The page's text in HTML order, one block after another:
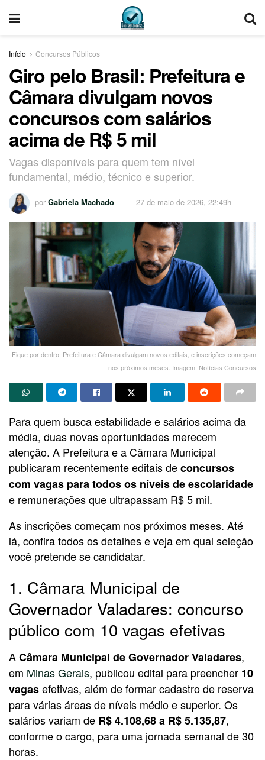
Início Concursos Públicos
Giro pelo Brasil: Prefeitura e
Câmara divulgam novos
concursos com salários
acima de R$ 5 mil
Vagas disponíveis para quem tem nível
fundamental, médio, técnico e superior.
por Gabriela Machado 27 de maio de 2026, 22:49h
Fique por dentro: Prefeitura e Câmara divulgam novos editais, e inscrições começam
nos próximos meses. Imagem: Notícias Concursos
Para quem busca estabilidade e salários acima da
média, duas novas oportunidades merecem
atenção. A Prefeitura e a Câmara Municipal
publicaram recentemente editais deconcursos
com vagas para todos os níveisde escolaridade
e remunerações que ultrapassam R$ 5 mil.
As inscrições começam nos próximos meses. Até
lá, confira todos os detalhes e veja em qual seleção
você pretende se candidatar.
1. Câmara Municipal de
Governador Valadares: concurso
público com 10 vagas efetivas
ACâmara Municipal de Governador Valadares,
em Minas Gerais, publicou edital para preencher 10
vagasefetivas, além de formar cadastro de reserva
para várias áreas de níveis médio e superior. Os
salários variam de R$ 4.108,68 a R$ 5.135,87,
conforme o cargo, para uma jornada semanal de 30
horas.